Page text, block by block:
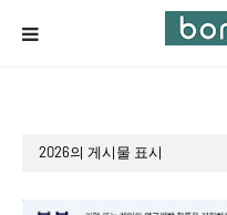
2026의 게시물 표시